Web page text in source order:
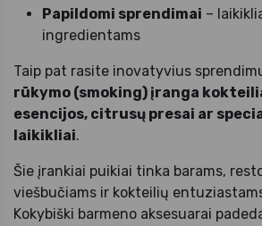
Papildomi sprendimai –
ingredientams
Taip pat rasite inovatyvius
rūkymo (smoking) įranga
esencijos, citrusų presai ar
laikikliai.
Šie įrankiai puikiai tinka barams,
viešbučiams ir kokteilių
Kokybiški barmeno aksesuarai